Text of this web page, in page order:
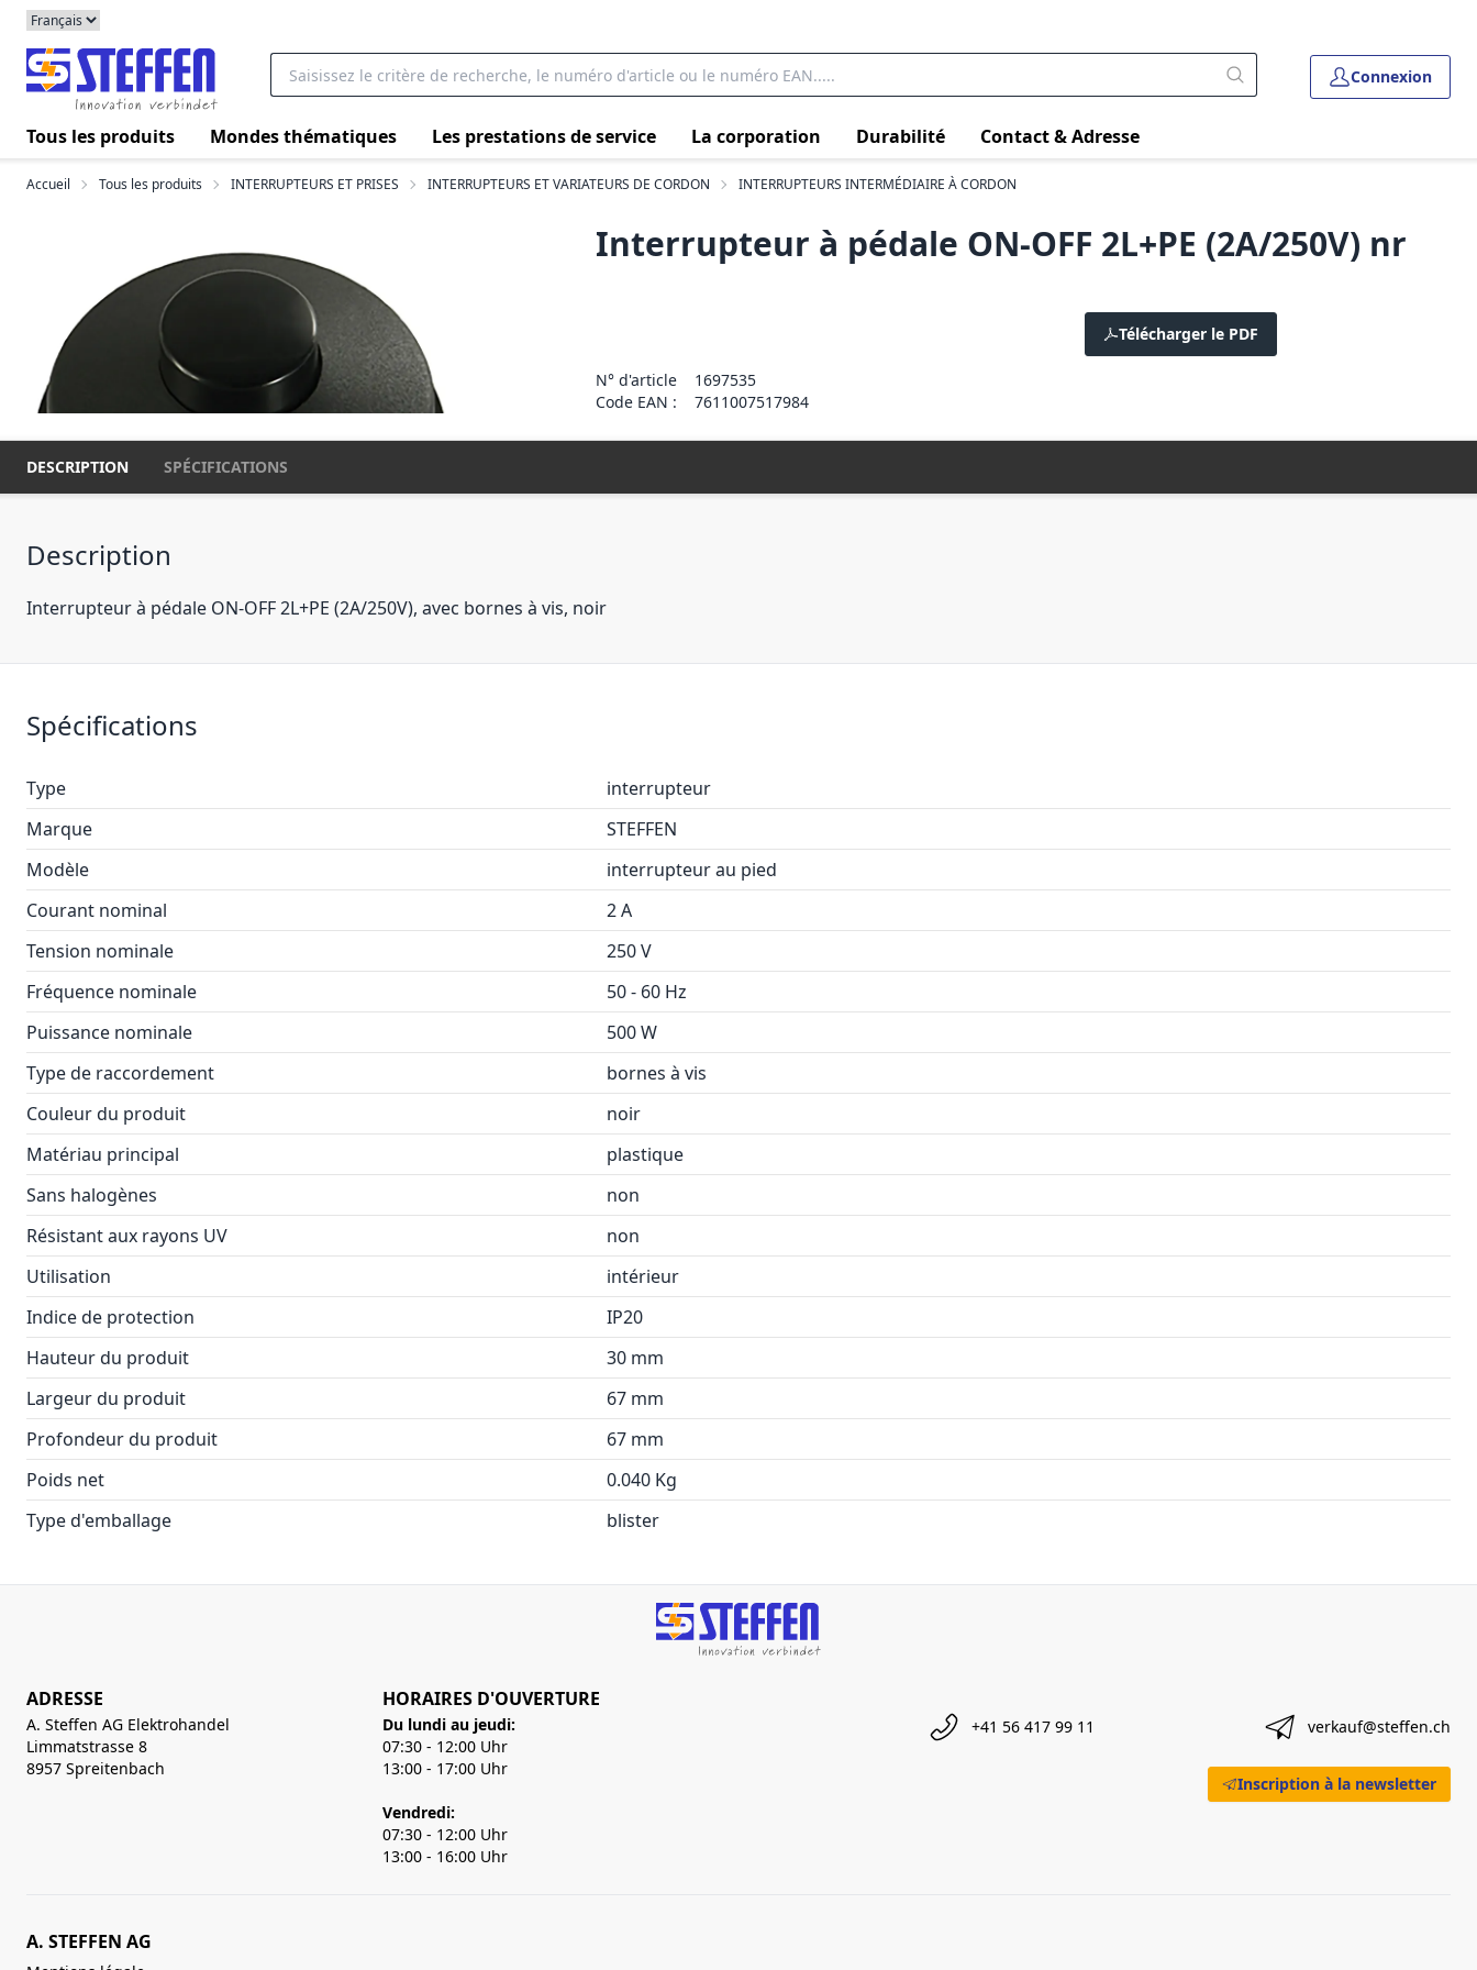
Connexion
Tous les produits Mondes thématiques Les prestations de service La corporation Durabilité Contact & Adresse
Accueil Tous les produits INTERRUPTEURS ET PRISES INTERRUPTEURS ET VARIATEURS DE CORDON INTERRUPTEURS INTERMÉDIAIRE À CORDON
Interrupteur à pédale ON-OFF 2L+PE (2A/250V) nr
Télécharger le PDF
N° d'article
1697535
Code EAN :
7611007517984
DESCRIPTION SPÉCIFICATIONS
Description
Interrupteur à pédale ON-OFF 2L+PE (2A/250V), avec bornes à vis, noir
Spécifications
Type
interrupteur
Marque
STEFFEN
Modèle
interrupteur au pied
Courant nominal
2 A
Tension nominale
250 V
Fréquence nominale
50 - 60 Hz
Puissance nominale
500 W
Type de raccordement
bornes à vis
Couleur du produit
noir
Matériau principal
plastique
Sans halogènes
non
Résistant aux rayons UV
non
Utilisation
intérieur
Indice de protection
IP20
Hauteur du produit
30 mm
Largeur du produit
67 mm
Profondeur du produit
67 mm
Poids net
0.040 Kg
Type d'emballage
blister
ADRESSE
A. Steffen AG Elektrohandel
Limmatstrasse 8
8957 Spreitenbach
HORAIRES D'OUVERTURE
Du lundi au jeudi:
07:30 - 12:00 Uhr
13:00 - 17:00 Uhr
Vendredi:
07:30 - 12:00 Uhr
13:00 - 16:00 Uhr
+41 56 417 99 11 verkauf@steffen.ch
Inscription à la newsletter
A. STEFFEN AG